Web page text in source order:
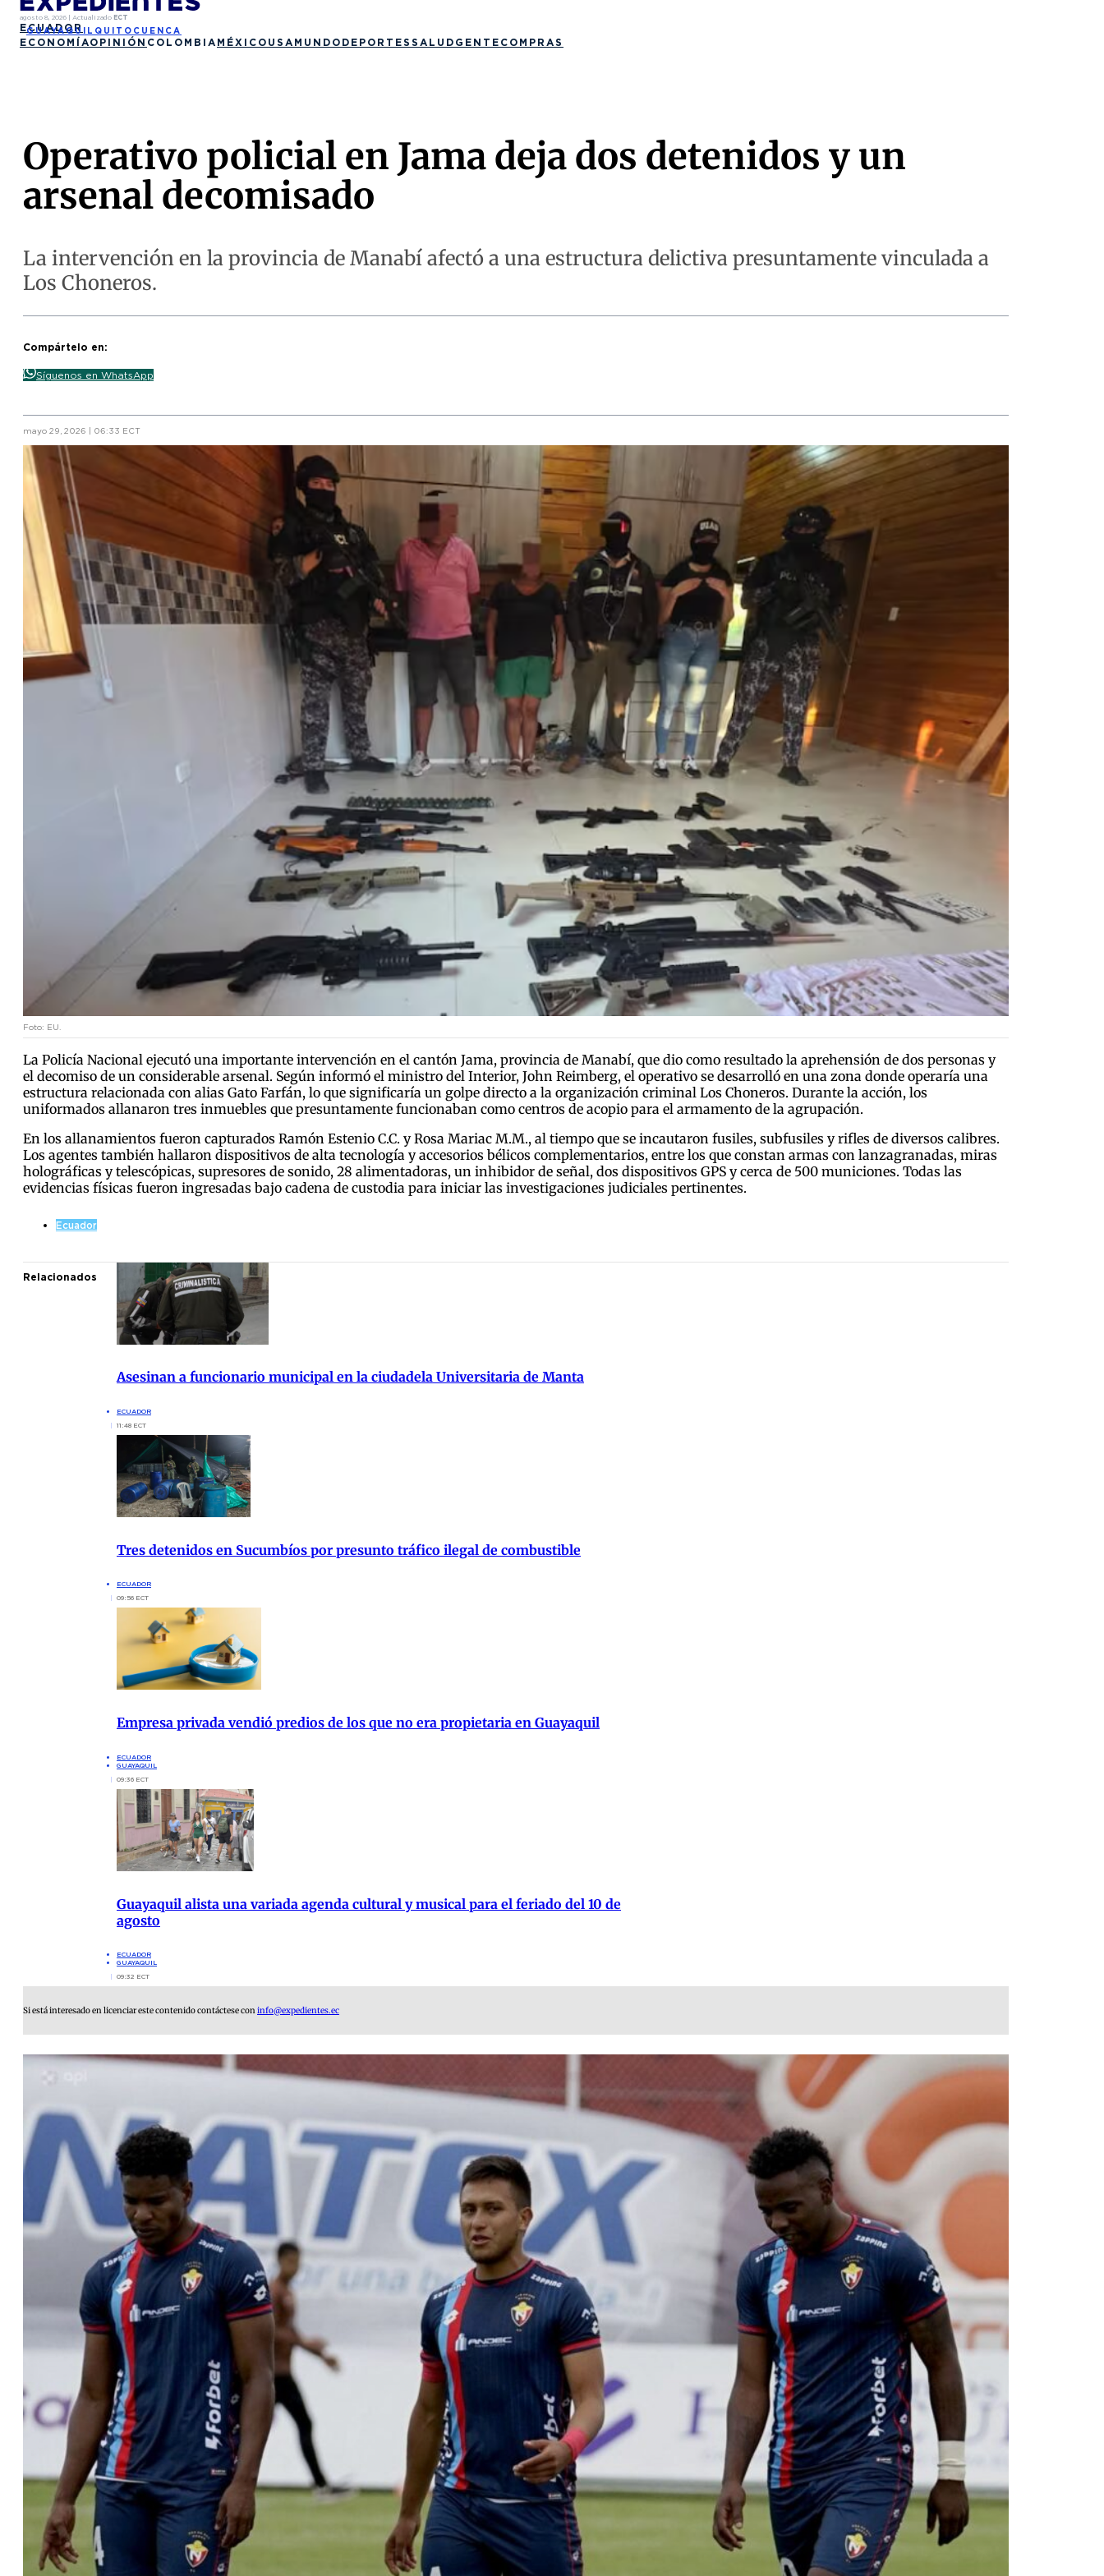
agosto 8, 2026 | Actualizado ECT
ECUADOR
GUAYAQUIL QUITO CUENCA
ECONOMÍAOPINIÓN COLOMBIA MÉXICO USA MUNDO DEPORTES SALUD GENTE COMPRAS
Operativo policial en Jama deja dos detenidos y un
arsenal decomisado
La intervención en la provincia de Manabí afectó a una estructura delictiva presuntamente vinculada a
Los Choneros.
Compártelo en:
Síguenos en WhatsApp
mayo 29, 2026 | 06:33 ECT
Foto: EU.
La Policía Nacional ejecutó una importante intervención en el cantón Jama, provincia de Manabí, que dio como resultado la aprehensión de dos personas y
el decomiso de un considerable arsenal. Según informó el ministro del Interior, John Reimberg, el operativo se desarrolló en una zona donde operaría una
estructura relacionada con alias Gato Farfán, lo que significaría un golpe directo a la organización criminal Los Choneros. Durante la acción, los
uniformados allanaron tres inmuebles que presuntamente funcionaban como centros de acopio para el armamento de la agrupación.
En los allanamientos fueron capturados Ramón Estenio C.C. y Rosa Mariac M.M., al tiempo que se incautaron fusiles, subfusiles y rifles de diversos calibres.
Los agentes también hallaron dispositivos de alta tecnología y accesorios bélicos complementarios, entre los que constan armas con lanzagranadas, miras
holográficas y telescópicas, supresores de sonido, 28 alimentadoras, un inhibidor de señal, dos dispositivos GPS y cerca de 500 municiones. Todas las
evidencias físicas fueron ingresadas bajo cadena de custodia para iniciar las investigaciones judiciales pertinentes.
Ecuador
Relacionados
Asesinan a funcionario municipal en la ciudadela Universitaria de Manta
ECUADOR
11:48 ECT
Tres detenidos en Sucumbíos por presunto tráfico ilegal de combustible
ECUADOR
09:56 ECT
Empresa privada vendió predios de los que no era propietaria en Guayaquil
ECUADOR
GUAYAQUIL
09:36 ECT
Guayaquil alista una variada agenda cultural y musical para el feriado del 10 de
agosto
ECUADOR
GUAYAQUIL
09:32 ECT
Si está interesado en licenciar este contenido contáctese con info@expedientes.ec